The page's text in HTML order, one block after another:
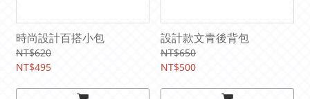
時尚設計百搭小包
NT$620
NT$495
設計款文青後背包
NT$650
NT$500